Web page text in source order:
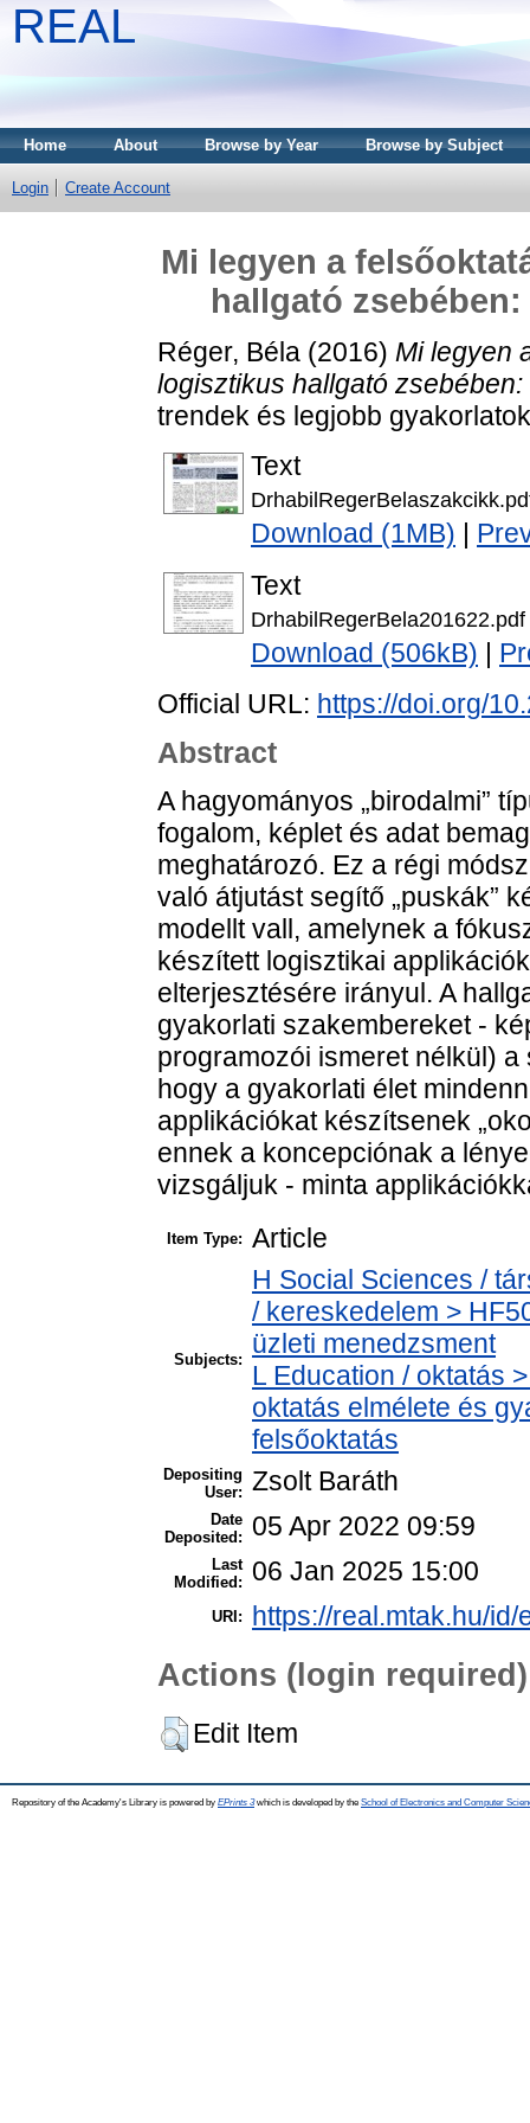
REAL
Home About Browse by Year Browse by Subject
Login Create Account
Mi legyen a
hallgató
Réger, Béla (2016) Mi legyen
logisztikus hallgató
trendek és legjobb
Text
Download (1MB)
Text
DrhabilRegerBela201622.pdf
Download (506kB)
Official URL: https://doi.org/
Abstract
A hagyományos „birodalmi”
fogalom, képlet és adat
meghatározó. Ez a régi
való átjutást segítő „puskák”
modellt vall, amelynek a
készített logisztikai
elterjesztésére irányul. A
gyakorlati szakembereket -
programozói ismeret nélkül)
hogy a gyakorlati élet
applikációkat készítsenek
ennek a koncepciónak a
vizsgáljuk - minta
Item Type: Article
Subjects:
H Social Sciences /
/ kereskedelem >
üzleti menedzsment
L Education / oktatás
oktatás elmélete és
felsőoktatás
Depositing
User: Zsolt Baráth
Date
Deposited:
05 Apr 2022 09:59
Last
Modified:
06 Jan 2025 15:00
URI: https://real.mtak.hu/id/
Actions (login required)
Edit Item
Repository of the Academy's Library is powered by EPrints 3which is developed by the School of Electronics and Computer